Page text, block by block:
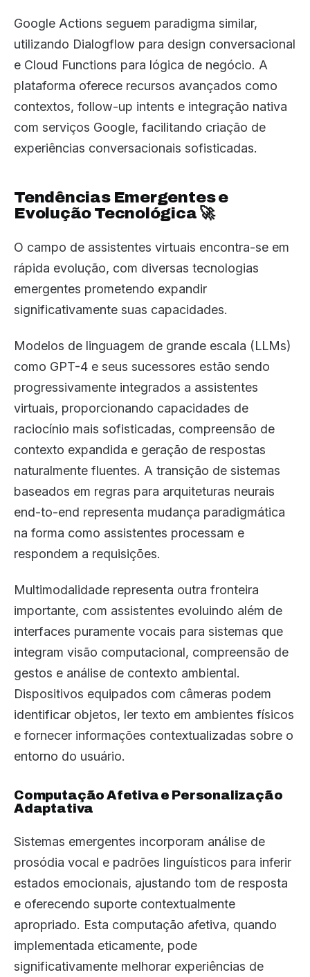
Google Actions seguem paradigma similar,
utilizando Dialogflow para design conversacional
e Cloud Functions para lógica de negócio. A
plataforma oferece recursos avançados como
contextos, follow-up intents e integração nativa
com serviços Google, facilitando criação de
experiências conversacionais sofisticadas.
Tendências Emergentes e
Evolução Tecnológica 🚀
O campo de assistentes virtuais encontra-se em
rápida evolução, com diversas tecnologias
emergentes prometendo expandir
significativamente suas capacidades.
Modelos de linguagem de grande escala (LLMs)
como GPT-4 e seus sucessores estão sendo
progressivamente integrados a assistentes
virtuais, proporcionando capacidades de
raciocínio mais sofisticadas, compreensão de
contexto expandida e geração de respostas
naturalmente fluentes. A transição de sistemas
baseados em regras para arquiteturas neurais
end-to-end representa mudança paradigmática
na forma como assistentes processam e
respondem a requisições.
Multimodalidade representa outra fronteira
importante, com assistentes evoluindo além de
interfaces puramente vocais para sistemas que
integram visão computacional, compreensão de
gestos e análise de contexto ambiental.
Dispositivos equipados com câmeras podem
identificar objetos, ler texto em ambientes físicos
e fornecer informações contextualizadas sobre o
entorno do usuário.
Computação Afetiva e Personalização
Adaptativa
Sistemas emergentes incorporam análise de
prosódia vocal e padrões linguísticos para inferir
estados emocionais, ajustando tom de resposta
e oferecendo suporte contextualmente
apropriado. Esta computação afetiva, quando
implementada eticamente, pode
significativamente melhorar experiências de